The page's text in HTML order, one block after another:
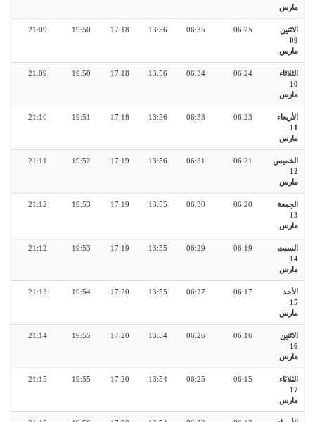
مارس
الاثنين
09
مارس
06:25
06:35
13:56
17:18
19:50
21:09
الثلاثاء
10
مارس
06:24
06:34
13:56
17:18
19:50
21:09
الأربعاء
11
مارس
06:23
06:33
13:56
17:18
19:51
21:10
الخميس
12
مارس
06:21
06:31
13:56
17:19
19:52
21:11
الجمعة
13
مارس
06:20
06:30
13:55
17:19
19:53
21:12
السبت
14
مارس
06:19
06:29
13:55
17:19
19:53
21:12
الأحد
15
مارس
06:17
06:27
13:55
17:20
19:54
21:13
الاثنين
16
مارس
06:16
06:26
13:54
17:20
19:55
21:14
الثلاثاء
17
مارس
06:15
06:25
13:54
17:20
19:55
21:15